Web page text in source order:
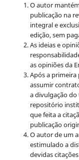
O autor
publicação na
integral e
edição, sem
As ideias e
as opiniões da
Após a
assumir
a divulgação
repositório
que feita a
publicação
O autor de um
estimulado a
devidas